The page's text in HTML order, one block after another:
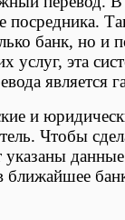
посредника.
банк, но и
услуг, эта
и
Чтобы